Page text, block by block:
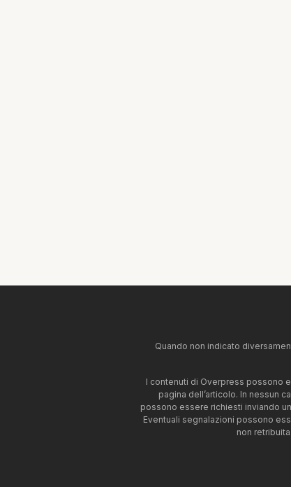
Quando non indicato
I contenuti di Overpress possono
pagina dell’articolo. In nessun
possono essere richiesti inviando
Eventuali segnalazioni possono
non